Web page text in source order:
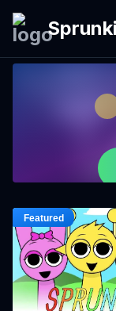
Sprunki